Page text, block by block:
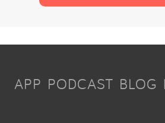
APP PODCAST BLOG